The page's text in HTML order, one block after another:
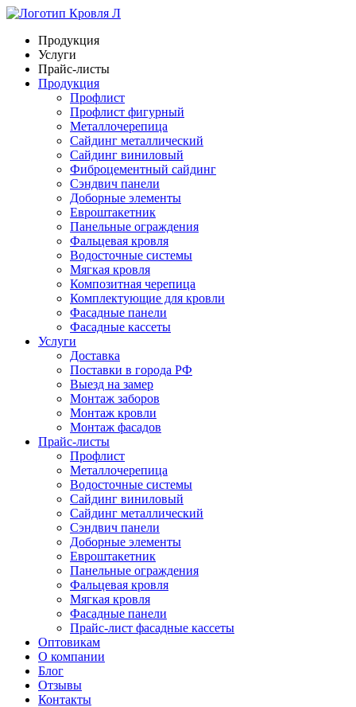
Продукция
Услуги
Прайс-листы
Продукция
Профлист
Профлист фигурный
Металлочерепица
Сайдинг металлический
Сайдинг виниловый
Фиброцементный сайдинг
Сэндвич панели
Доборные элементы
Евроштакетник
Панельные ограждения
Фальцевая кровля
Водосточные системы
Мягкая кровля
Композитная черепица
Комплектующие для кровли
Фасадные панели
Фасадные кассеты
Услуги
Доставка
Поставки в города РФ
Выезд на замер
Монтаж заборов
Монтаж кровли
Монтаж фасадов
Прайс-листы
Профлист
Металлочерепица
Водосточные системы
Сайдинг виниловый
Сайдинг металлический
Сэндвич панели
Доборные элементы
Евроштакетник
Панельные ограждения
Фальцевая кровля
Мягкая кровля
Фасадные панели
Прайс-лист фасадные кассеты
Оптовикам
О компании
Блог
Отзывы
Контакты